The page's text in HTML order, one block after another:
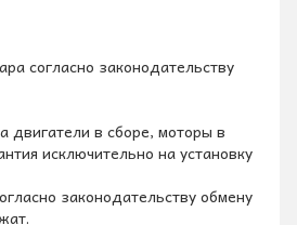
согласно законодательству
двигатели в сборе, моторы в
исключительно на установку
законодательству обмену